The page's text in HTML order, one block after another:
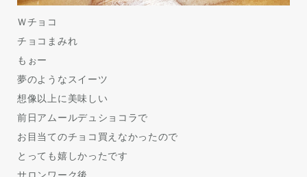
Ｗチョコ
チョコまみれ
もぉー
夢のようなスイーツ
想像以上に美味しい
前日アムールデュショコラで
お目当てのチョコ買えなかったので
とっても嬉しかったです